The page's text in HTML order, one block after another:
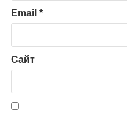
Email *
Сайт